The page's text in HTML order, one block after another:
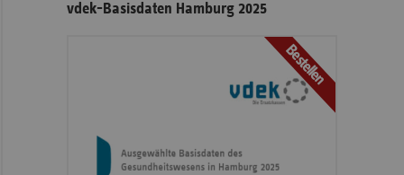
vdek-Basisdaten Hamburg 2025
Bestellen